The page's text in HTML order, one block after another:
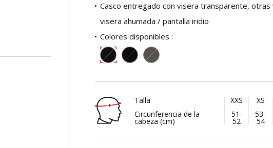
Casco entregado con visera transparente,
visera ahumada / pantalla iridio
Colores disponibles :
Talla
Circunferencia de la
cabeza (cm)
XXS
51-
52
XS
53-
54